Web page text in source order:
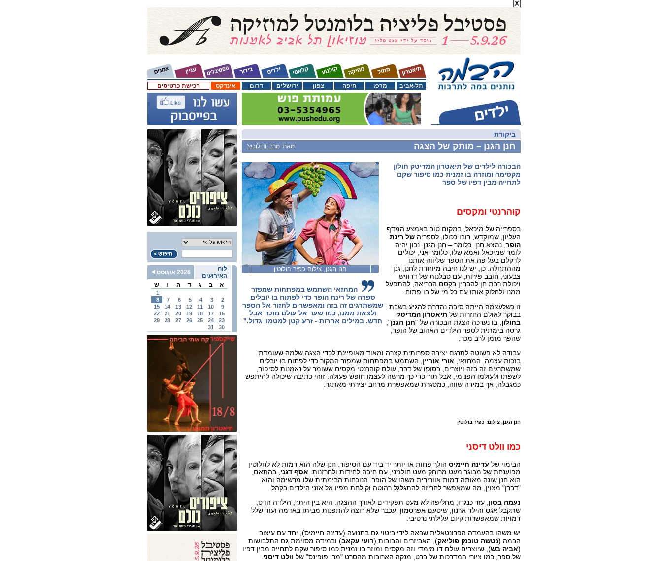
רכישת כרטיסים אינדקס דרום ירושלים צפון חיפה מרכז תל-אביב
לוח
האירועים
2026 אוגוסט
א
ב ג ד ה ו ש
1
2
3
4
5
6
7
8
9
10
11
12
13
14
15
16
17
18
19
20
21
22
23
24
25
26
27
28
29
30
31
ביקורת
מאת: מרב יודילוביץ' חנן הגנן – מותק של הצגה
חנן הגנן, צילום כפיר בולוטין
המחזאי השתמש במפתחות שמפזר
ספרה של רינת הופר כדי לפתוח בו יובלים
שמשתרגים זה בזה ומאפשרים לחזור אל הספר
ולצאת ממנו, כמו שער אל עולם מוכר אבל
חדש. במילים אחרות - זרע קטן למטמון גדול."
הבכורה לילדים של תיאטרון המדיטק חולון
מקסימה ומוזרה בו זמנית כמו סיפור שקם
לתחייה מבין דפיו של ספר
קוהרנטי ומקסים
בספרייה של מיכאל, במקום טוב באמצע המדף
העליון, שמוקדש, רובו ככולו, לספריה של רינת
הופר , נמצא חנן. כלומר – חנן הגנן. נכון יהיה
לומר שמיכאל ואמא שלו, כלומר אני, יכולים
לדקלם בעל פה את הספר שליווה אותנו
מההתחלה. כן, יש לנו חיבה מיוחדת לחנן, גנן
צבעוני, חובב פירות, עם סבלנות של דרוויש
ויכולת רבת חן להבחין בקסם הבריאה, להתפעל
ממנו ולחלוק אותו עם כל מי שליבו פתוח.
זו כשלעצמה הייתה סיבה נהדרת להגיע בשבת
בבוקר לאולם החזרות של תיאטרון המדיטק
בחולון , בו נערכה הצגת הבכורה של "חנן הגנן",
גרסה בימתית לספר הילדים האהוב של הופר,
שהפך מזמן לרב מכר.
עבודה לא פשוטה לתרגם יצירה ספרותית קצרה ומאוד מאופיינת לכדי הצגה שלמה שעומדת
בזכות עצמה. המחזאי, אורי אוריין , השתמש במפתחות שמפזר המקור כדי לפתוח בו יובלים
שמשתרגים זה בזה ויוצרים, בסופו של דבר, עולם קוהרנטי מקסים ששומר על נאמנות לסיפור,
לשפתו ולעולמו הפנימי, אבל תוך כדי כך מרשה לעצמו חופש פעולה. זוהי כתיבה שיכולה להיתפש
כמגבלה, אך במידה שווה, כמסגרת שמאפשרת מרחב יצירתי מאתגר.
חנן הגנן, צילום: כפיר בולוטין
כמו וולט דיסני
הבימוי של עדינה חיימיס הולך פחות או יותר יד ביד עם הסיפור. חנן שלה הוא דמות לא לחלוטין
מפוענחת של מבוגר מעט מרוחק מעט חולמני, עם חיבה לחידות ולחרזנות. אסף דגני , בהתאם,
הוא חנן שונה מאותה דמות אוורירית משהו של הופר. הנוכחות הבימתית שלו מרשימה והוא
"דברן" מצוין, מה שמאפשר לחריזה להתגלגל רהוטה וקולחת מפיו אל אזני הילדים בקהל.
נעמה בסון , עזר כנגדו, מחליפה לא מעט תפקידים לאורך ההצגה. היא בין היתר, הילדה הדס,
שתקבל אגס והילד ארנון, שיטעם אפרסמון ועכבר שלא רוצה להתפנות מביתו באדמה ועוד שלל
דמויות שמאפשרות קיום עלילתי נרטיבי.
יש משהו בהעמדה הפרונטאלית שבאה לידי ביטוי גם בתנועה (עדינה חיימיס), יחד עם עיצוב
הבמה (נטשה טוכמן פוליאק), האביזרים והבובות (רועי עקאב) ובמידה מסוימת גם התלבושות
(אביה בש), שיוצרים עולם דו מימדי וזה מקסים ומוזר בו זמנית כמו סיפור שקם לתחייה מבין דפיו
של ספר, כמו ציורי המדרכות של ברט, מנקה הארובות מהסרט "מרי פופינס" של וולט דיסני